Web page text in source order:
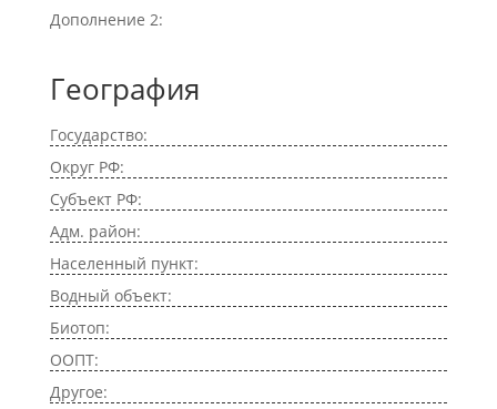
Дополнение 2:
География
Государство:
Округ РФ:
Субъект РФ:
Адм. район:
Населенный пункт:
Водный объект:
Биотоп:
ООПТ:
Другое: